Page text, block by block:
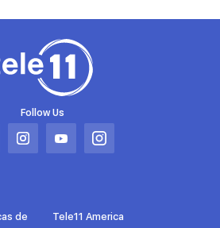
Follow Us
Abrir
pestaña
Abrir
pestaña
Abrir
pestaña
de
Tele11 America